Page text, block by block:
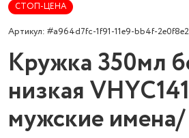
СТОП-ЦЕНА
Артикул: #a964d7fc-1f91-11e9-bb4f-
Кружка 350мл
низкая
мужские